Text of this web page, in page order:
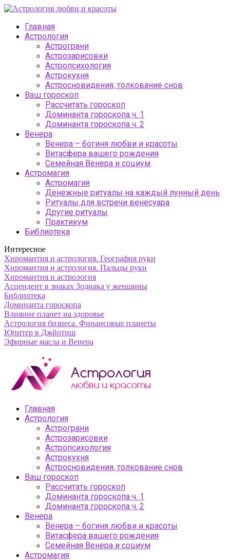
Главная
Астрология
Астрограни
Астрозарисовки
Астропсихология
Астрокухня
Астросновидения, толкование снов
Ваш гороскоп
Рассчитать гороскоп
Доминанта гороскопа ч. 1
Доминанта гороскопа ч. 2
Венера
Венера – богиня любви и красоты
Витасфера вашего рождения
Семейная Венера и социум
Астромагия
Астромагия
Денежные ритуалы на каждый лунный день
Ритуалы для встречи венесуара
Другие ритуалы
Практикум
Библиотека
Интересное
Хиромантия и астрология. География руки
Хиромантия и астрология. Пальцы руки
Хиромантия и астрология
Асцендент в знаках Зодиака у женщины
Библиотека
Доминанта гороскопа
Влияние планет на здоровье
Астрология бизнеса. Финансовые планеты
Юпитер в Джйотиш
Эфирные масла и Венера
Главная
Астрология
Астрограни
Астрозарисовки
Астропсихология
Астрокухня
Астросновидения, толкование снов
Ваш гороскоп
Рассчитать гороскоп
Доминанта гороскопа ч. 1
Доминанта гороскопа ч. 2
Венера
Венера – богиня любви и красоты
Витасфера вашего рождения
Семейная Венера и социум
Астромагия